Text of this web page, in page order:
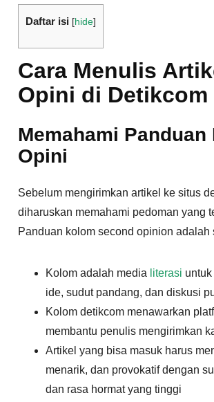
Daftar isi [hide]
Cara Menulis
Opini di Detikcom
Memahami Panduan
Opini
Sebelum mengirimkan artikel ke situs
diharuskan memahami pedoman yang
Panduan kolom second opinion adalah
Kolom adalah media literasi
ide, sudut pandang, dan diskusi
Kolom detikcom menawarkan
membantu penulis mengirimkan
Artikel yang bisa masuk harus
menarik, dan provokatif dengan
dan rasa hormat yang tinggi